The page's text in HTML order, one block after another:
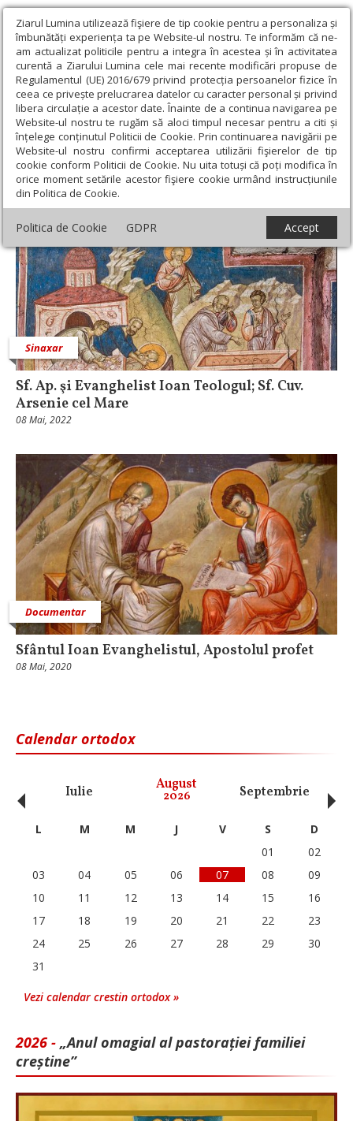
Ziarul Lumina utilizează fişiere de tip cookie pentru a personaliza și
îmbunătăți experiența ta pe Website-ul nostru. Te informăm că ne-
am actualizat politicile pentru a integra în acestea și în activitatea
curentă a Ziarului Lumina cele mai recente modificări propuse de
Regulamentul (UE) 2016/679 privind protecția persoanelor fizice în
ceea ce privește prelucrarea datelor cu caracter personal și privind
libera circulație a acestor date. Înainte de a continua navigarea pe
Website-ul nostru te rugăm să aloci timpul necesar pentru a citi și
înțelege conținutul Politicii de Cookie. Prin continuarea navigării pe
Website-ul nostru confirmi acceptarea utilizării fişierelor de tip
cookie conform Politicii de Cookie. Nu uita totuși că poți modifica în
orice moment setările acestor fişiere cookie urmând instrucțiunile
din Politica de Cookie.
Politica de Cookie GDPR Accept
Ziarul Lumina › 8 mai 2020 - Articole asociate
8 mai 2020 - Articole asociate
Sinaxar
Sf. Ap. şi Evanghelist Ioan Teologul; Sf. Cuv.
Arsenie cel Mare
08 Mai, 2022
Documentar
Sfântul Ioan Evanghelistul, Apostolul profet
08 Mai, 2020
Calendar ortodox
Iulie August
2026 Septembrie
‹ L M M J V S
D
01
02
03
04 05 06 07 08
09
10
11 12 13 14 15
16
17
18 19 20 21 22
23
24
25 26 27 28 29
30
31
Vezi calendar crestin ortodox »
2026 - „Anul omagial al pastorației familiei
creștine”